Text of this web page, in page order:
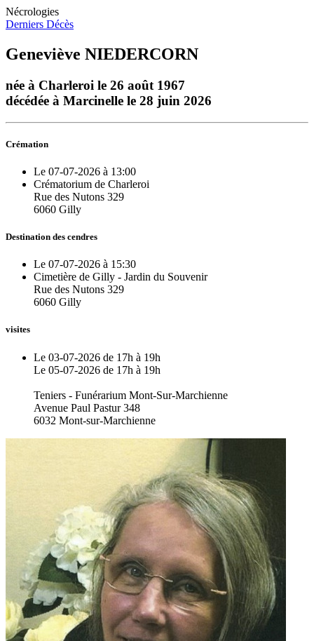
Nécrologies
Derniers Décès
Geneviève NIEDERCORN
née à Charleroi le 26 août 1967
décédée à Marcinelle le 28 juin 2026
Crémation
Le 07-07-2026 à 13:00
Crématorium de Charleroi
Rue des Nutons 329
6060 Gilly
Destination des cendres
Le 07-07-2026 à 15:30
Cimetière de Gilly - Jardin du Souvenir
Rue des Nutons 329
6060 Gilly
visites
Le 03-07-2026 de 17h à 19h
Le 05-07-2026 de 17h à 19h
Teniers - Funérarium Mont-Sur-Marchienne
Avenue Paul Pastur 348
6032 Mont-sur-Marchienne